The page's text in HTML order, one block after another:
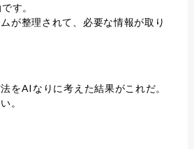
す。
が整理されて、必要な情報が取り
をAIなりに考えた結果がこれだ。
。